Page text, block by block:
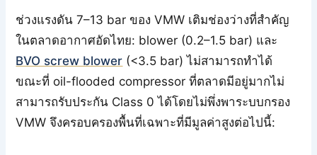
ช่วงแรงดัน 7–13 bar ของ VMW เติมช่องว่างที่สำคัญ
ในตลาดอากาศอัดไทย: blower (0.2–1.5 bar) และ
BVO screw blower (<3.5 bar) ไม่สามารถทำได้
ขณะที่ oil-flooded compressor ที่ตลาดมีอยู่มากไม่
สามารถรับประกัน Class 0 ได้โดยไม่พึ่งพาระบบกรอง
VMW จึงครอบครองพื้นที่เฉพาะที่มีมูลค่าสูงต่อไปนี้: